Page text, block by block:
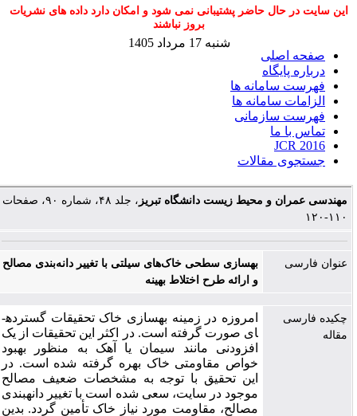
این سایت در حال حاضر پشتیبانی نمی شود و امکان دارد داده های نشریات
بروز نباشند
صفحه اصلی
درباره پایگاه
فهرست سامانه ها
الزامات سامانه ها
فهرست سازمانی
تماس با ما
JCR 2016
جستجوی مقالات
شنبه 17 مرداد 1405
مهندسی عمران و محیط زیست دانشگاه تبریز
، جلد ۴۸، شماره ۹۰، صفحات
۱۱۰-۱۲۰
عنوان فارسی
بهسازی سطحی خاک‌های سیلتی با تغییر دانه‌بندی مصالح
و ارائه طرح اختلاط بهینه
چکیده فارسی
مقاله
امروزه در زمینه بهسازی خاک تحقیقات گسترده­
ای صورت گرفته است. در اکثر این تحقیقات از یک
افزودنی مانند سیمان یا آهک به منظور بهبود
خواص مقاومتی خاک بهره گرفته شده است. در
این تحقیق با توجه به مشخصات ضعیف مصالح
موجود در سایت، سعی شده است با تغییر دانه­بندی
مصالح، مقاومت مورد نیاز خاک تأمین گردد. بدین